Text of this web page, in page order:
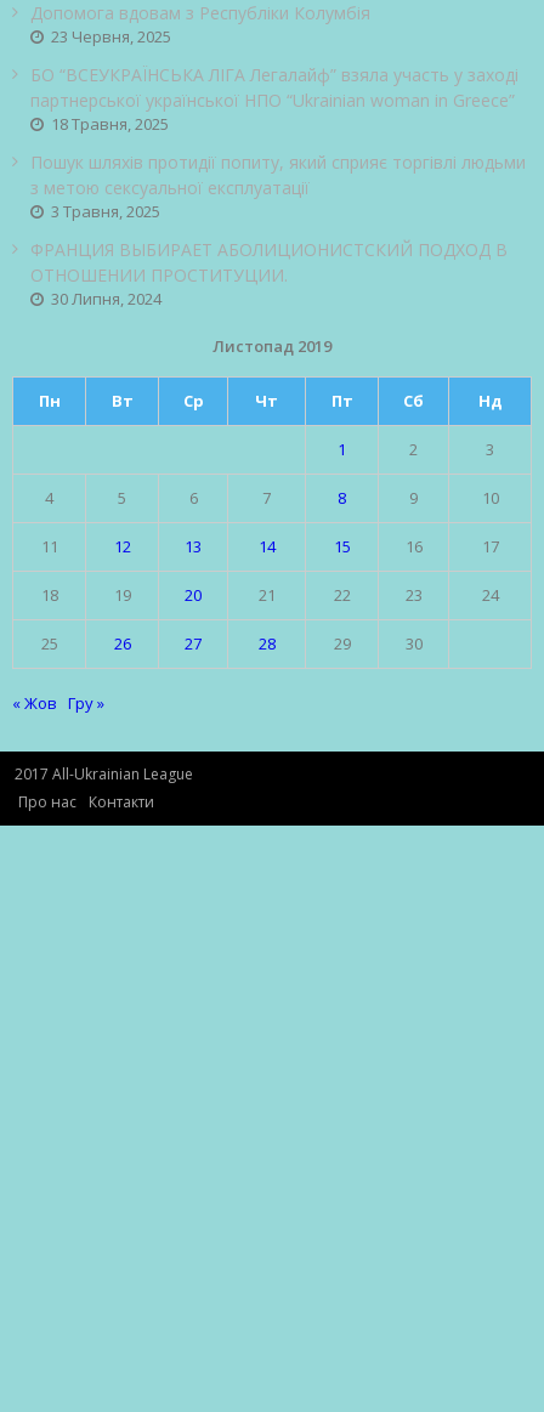
Допомога вдовам з Республіки Колумбія
23 Червня, 2025
БО “ВСЕУКРАЇНСЬКА ЛІГА Легалайф” взяла участь у заході
партнерської української НПО “Ukrainian woman in Greece”
18 Травня, 2025
Пошук шляхів протидії попиту, який сприяє торгівлі людьми
з метою сексуальної експлуатації
3 Травня, 2025
ФРАНЦИЯ ВЫБИРАЕТ АБОЛИЦИОНИСТСКИЙ ПОДХОД В
ОТНОШЕНИИ ПРОСТИТУЦИИ.
30 Липня, 2024
Листопад 2019
Пн Вт Ср Чт Пт Сб Нд
1 2 3
4 5 6 7 8 9 10
11 12 13 14 15 16 17
18 19 20 21 22 23 24
25 26 27 28 29 30
« Жов Гру »
2017 All-Ukrainian League
Про нас
Контакти